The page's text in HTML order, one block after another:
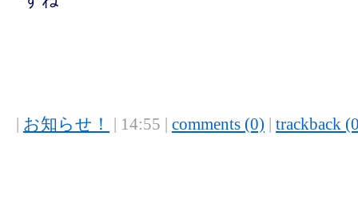
お知らせ！ | 14:55 | comments (0) trackback